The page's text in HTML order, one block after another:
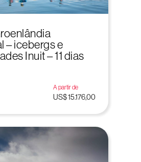
– icebergs e
Inuit – 11 dias
A partir de
US$ 15.176,00